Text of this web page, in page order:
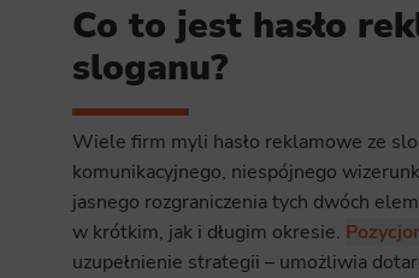
Co to jest hasło
sloganu?
Wiele firm myli hasło reklamowe ze
komunikacyjnego, niespójnego
jasnego rozgraniczenia tych dwóch
w krótkim, jak i długim okresie.
uzupełnienie strategii – umożliwia